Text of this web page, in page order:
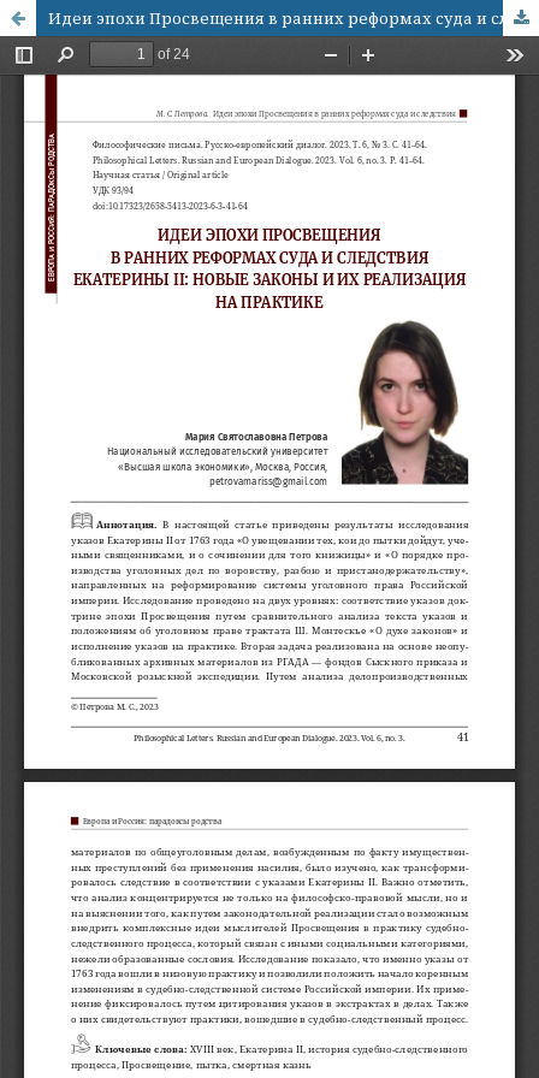
Идеи эпохи Просвещения в ранних реформах суда и следствия Екатерины II: новые законы и их реализация на практике